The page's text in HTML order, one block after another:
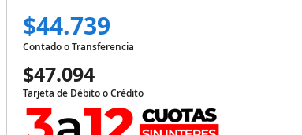
$44.739
Contado o Transferencia
$47.094
Tarjeta de Débito o Crédito